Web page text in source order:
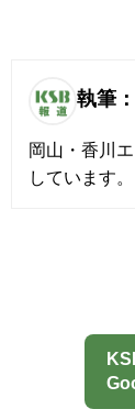
執筆
岡山・香川
しています。